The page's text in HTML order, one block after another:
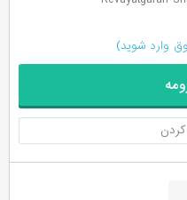
وارد شوید)